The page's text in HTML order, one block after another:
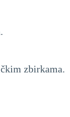
zbirkama.